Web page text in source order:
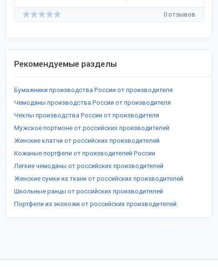
0 отзывов
Рекомендуемые разделы
Бумажники производства России от производителя
Чемоданы производства России от производителя
Чехлы производства России от производителя
Мужское портмоне от российских производителей
Женские клатчи от российских производителей
Кожаные портфели от производителей России
Легкие чемоданы от российских производителей
Женские сумки из ткани от российских производителей
Школьные ранцы от российских производителей
Портфели из экокожи от российских производителей